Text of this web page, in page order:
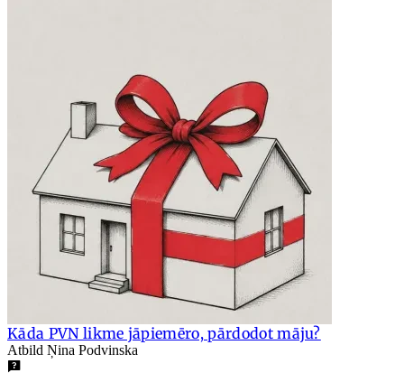
Kāda PVN likme jāpiemēro, pārdodot māju?
Atbild Ņina Podvinska